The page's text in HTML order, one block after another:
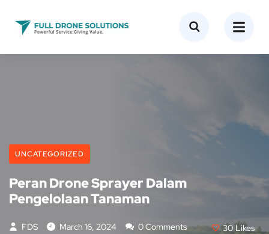
UNCATEGORIZED
Peran Drone Sprayer Dalam
Pengelolaan Tanaman
FDS March 16, 2024 0 Comments 30 Likes